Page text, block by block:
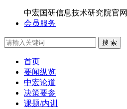
中宏国研信息技术研究院官网
会员服务
搜 索
首页
要闻纵览
中宏论道
决策要参
课题/内训